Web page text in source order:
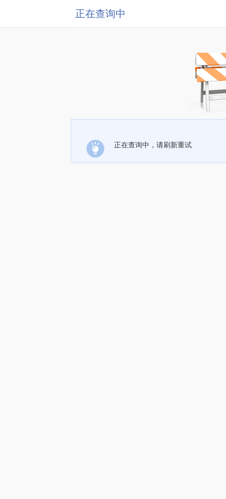
正在查询中
正在查询中，请刷新重试